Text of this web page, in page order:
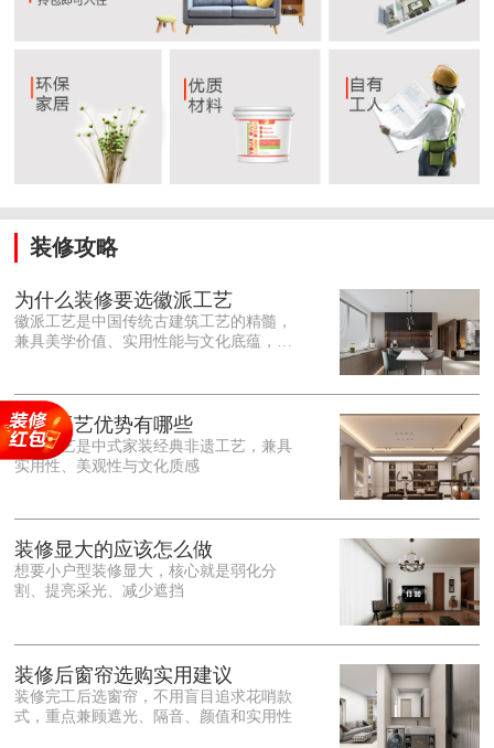
装修攻略
为什么装修要选徽派工艺
徽派工艺是中国传统古建筑工艺的精髓，
兼具美学价值、实用性能与文化底蕴，优
雕细琢的砖、木、石雕为特色，线条古朴
大气，意境悠远，自带东方中式雅致韵
味，耐看且不易过时。<o:p></o:p> 在工
艺品质上，徽派工艺遵循古法匠心工序，
保耐用，抗风化、耐腐蚀，使用
徽派工艺优势有哪些
徽派工艺是中式家装经典非遗工艺，兼具
实用性、美观性与文化质感
装修显大的应该怎么做
想要小户型装修显大，核心就是弱化分
割、提亮采光、减少遮挡
装修后窗帘选购实用建议
装修完工后选窗帘，不用盲目追求花哨款
式，重点兼顾遮光、隔音、颜值和实用性